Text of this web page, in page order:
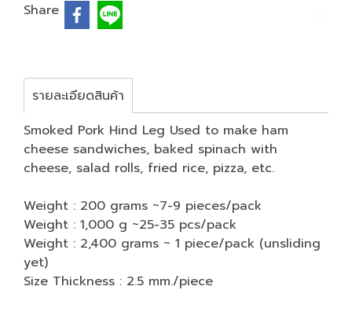
Share
รายละเอียดสินค้า
Smoked Pork Hind Leg Used to make ham
cheese sandwiches, baked spinach with
cheese, salad rolls, fried rice, pizza, etc.
Weight : 200 grams ~7-9 pieces/pack
Weight : 1,000 g ~25-35 pcs/pack
Weight : 2,400 grams ~ 1 piece/pack (unsliding
yet)
Size Thickness : 2.5 mm./piece